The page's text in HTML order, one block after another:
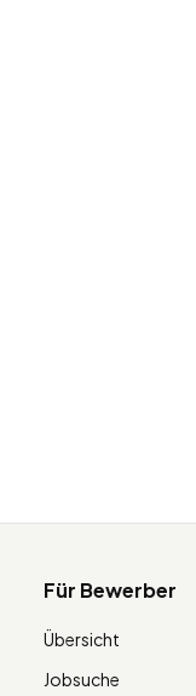
Für Bewerber
Übersicht
Jobsuche